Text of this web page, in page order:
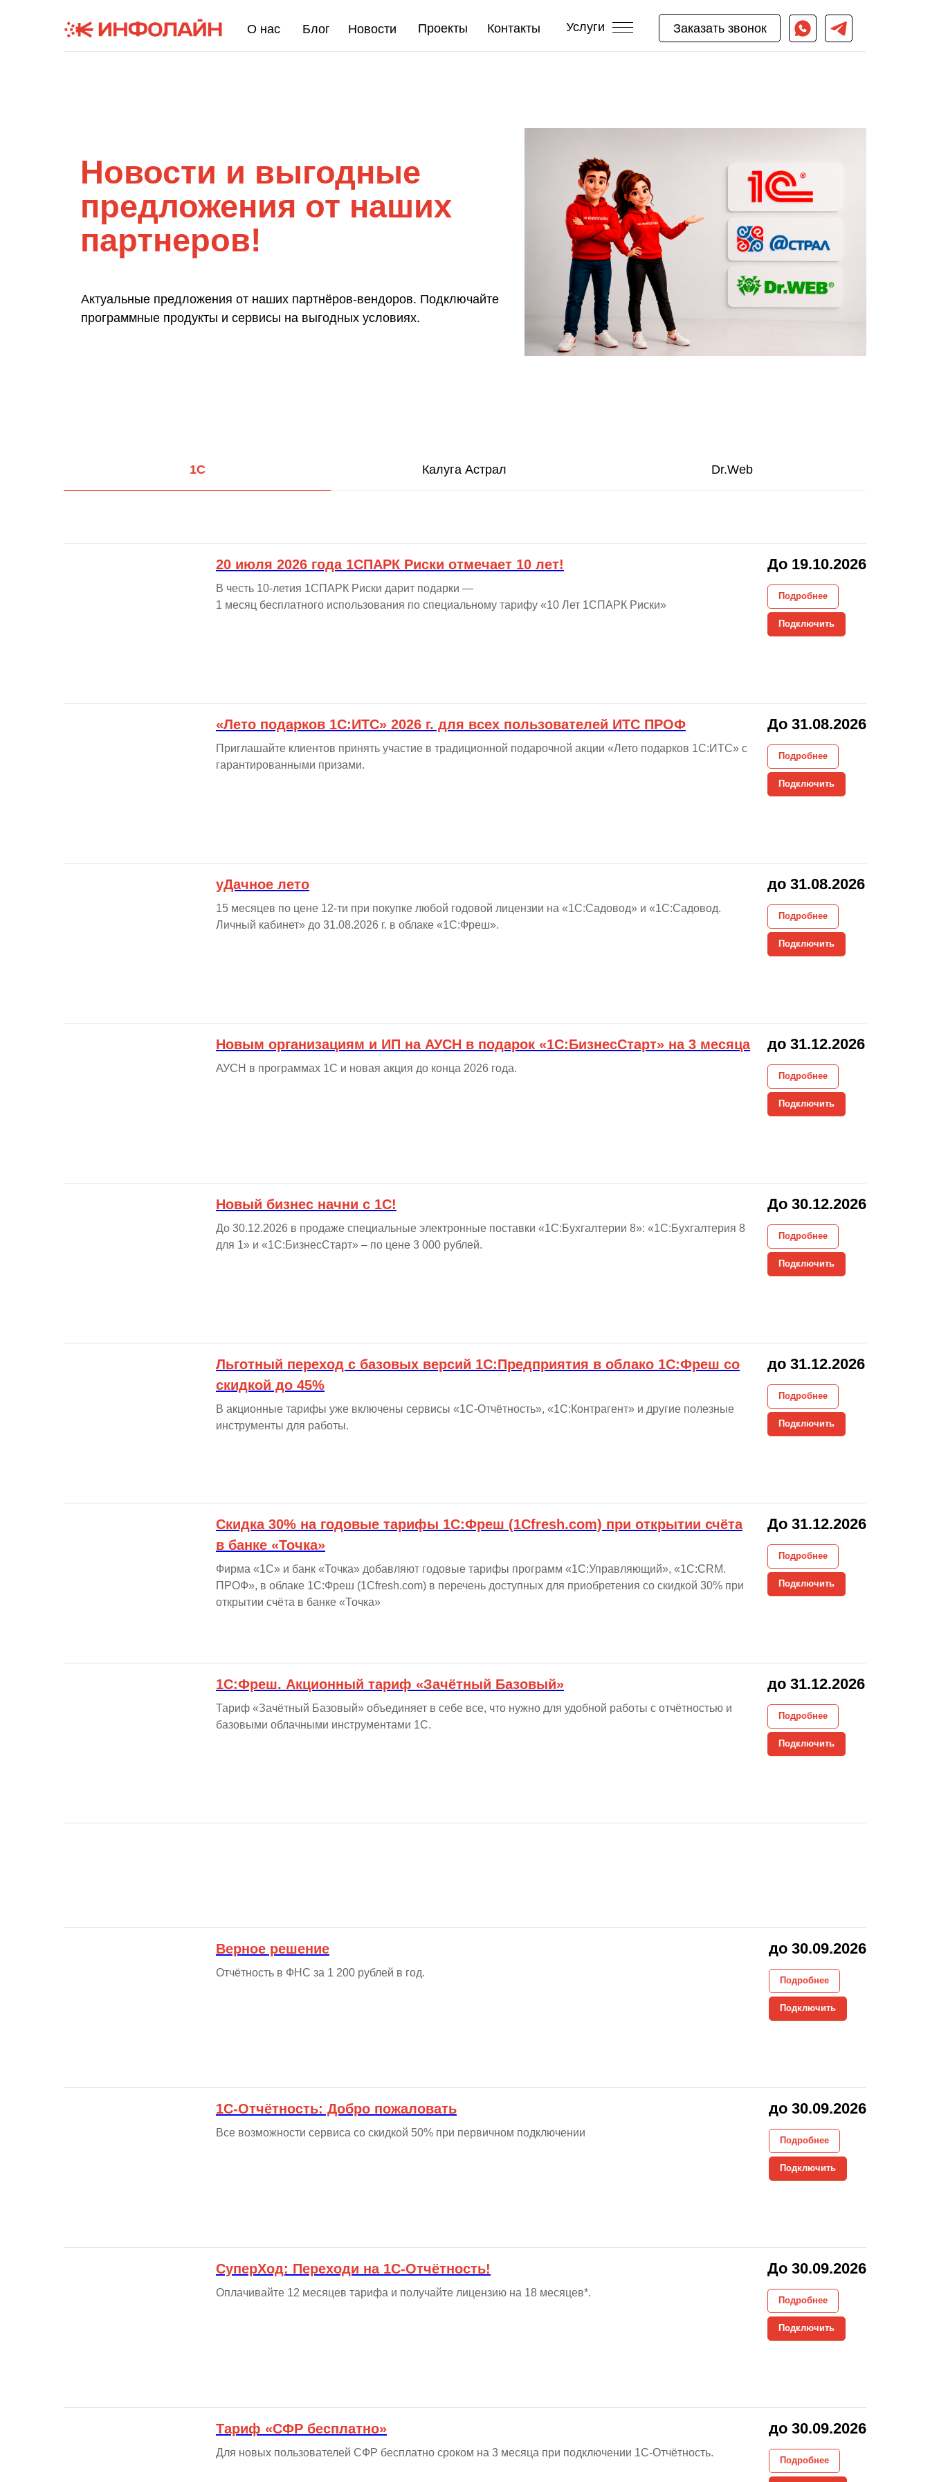
⠀Услуги
О нас Блог Проекты Контакты Заказать звонок
Новости
Актуальные предложения от наших партнёров-вендоров. Подключайте
программные продукты и сервисы на выгодных условиях.
Новости и выгодные
предложения от наших
партнеров!
1C Калуга Астрал Dr.Web
20 июля 2026 года 1СПАРК Риски отмечает 10 лет!
В честь 10-летия 1СПАРК Риски дарит подарки —
1 месяц бесплатного использования по специальному тарифу «10 Лет 1СПАРК Риски»
До 19.10.2026
Подробнее
Подключить
«Лето подарков 1С:ИТС» 2026 г. для всех пользователей ИТС ПРОФ
Приглашайте клиентов принять участие в традиционной подарочной акции «Лето подарков 1С:ИТС» с
гарантированными призами.
До 31.08.2026
Подробнее
Подключить
уДачное лето
15 месяцев по цене 12-ти при покупке любой годовой лицензии на «1С:Садовод» и «1С:Садовод.
Личный кабинет» до 31.08.2026 г. в облаке «1С:Фреш».
до 31.08.2026
Подробнее
Подключить
Новым организациям и ИП на АУСН в подарок «1С:БизнесСтарт» на 3 месяца
АУСН в программах 1С и новая акция до конца 2026 года.
до 31.12.2026
Подробнее
Подключить
Новый бизнес начни с 1С!
До 30.12.2026 в продаже специальные электронные поставки «1С:Бухгалтерии 8»: «1С:Бухгалтерия 8
для 1» и «1С:БизнесСтарт» – по цене 3 000 рублей.
До 30.12.2026
Подробнее
Подключить
Льготный переход с базовых версий 1С:Предприятия в облако 1С:Фреш со
скидкой до 45%
В акционные тарифы уже включены сервисы «1С-Отчётность», «1С:Контрагент» и другие полезные
инструменты для работы.
до 31.12.2026
Подробнее
Подключить
Скидка 30% на годовые тарифы 1С:Фреш (1Cfresh.com) при открытии счёта
в банке «Точка»
Фирма «1С» и банк «Точка» добавляют годовые тарифы программ «1С:Управляющий», «1C:CRM.
ПРОФ», в облаке 1С:Фреш (1Cfresh.com) в перечень доступных для приобретения со скидкой 30% при
открытии счёта в банке «Точка»
До 31.12.2026
Подробнее
Подключить
1С:Фреш. Акционный тариф «Зачётный Базовый»
Тариф «Зачётный Базовый» объединяет в себе все, что нужно для удобной работы с отчётностью и
базовыми облачными инструментами 1С.
до 31.12.2026
Подробнее
Подключить
Верное решение
Отчётность в ФНС за 1 200 рублей в год.
до 30.09.2026
Подробнее
Подключить
1С-Отчётность: Добро пожаловать
Все возможности сервиса со скидкой 50% при первичном подключении
до 30.09.2026
Подробнее
Подключить
СуперХод: Переходи на 1С-Отчётность!
Оплачивайте 12 месяцев тарифа и получайте лицензию на 18 месяцев*.
До 30.09.2026
Подробнее
Подключить
Тариф «СФР бесплатно»
Для новых пользователей СФР бесплатно сроком на 3 месяца при подключении 1С-Отчётность.
до 30.09.2026
Подробнее